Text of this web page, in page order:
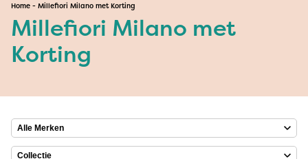
Home - Millefiori Milano met Korting
Millefiori Milano met
Korting